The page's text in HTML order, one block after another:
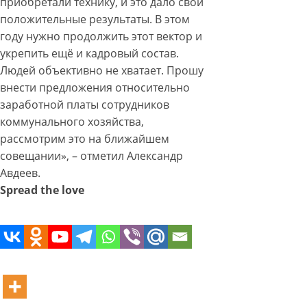
положительные результаты. В этом
году нужно продолжить этот вектор и
укрепить ещё и кадровый состав.
Людей объективно не хватает. Прошу
внести предложения относительно
заработной платы сотрудников
коммунального хозяйства,
рассмотрим это на ближайшем
совещании», – отметил Александр
Авдеев.
Spread the love